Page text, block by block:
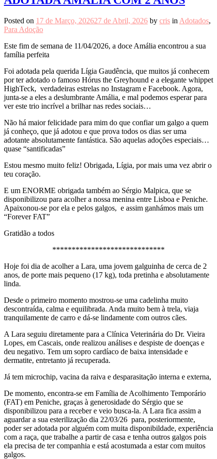
Posted on 17 de Março, 202627 de Abril, 2026 by cris in Adotados,
Para Adoção
Este fim de semana de 11/04/2026, a doce Amália encontrou a sua
família perfeita
Foi adotada pela querida Lígia Gaudência, que muitos já conhecem
por ter adotado o famoso Hórus the Greyhound e a elegante whippet
HighTeck, verdadeiras estrelas no Instagram e Facebook. Agora,
junta-se a eles a deslumbrante Amália, e mal podemos esperar para
ver este trio incrível a brilhar nas redes sociais…
Não há maior felicidade para mim do que confiar um galgo a quem
já conheço, que já adotou e que prova todos os dias ser uma
adotante absolutamente fantástica. São aquelas adoções especiais…
quase “santificadas”
Estou mesmo muito feliz! Obrigada, Lígia, por mais uma vez abrir o
teu coração.
E um ENORME obrigada também ao Sérgio Malpica, que se
disponibilizou para acolher a nossa menina entre Lisboa e Peniche.
Apaixonou-se por ela e pelos galgos, e assim ganhámos mais um
“Forever FAT”
Gratidão a todos
*****************************
Hoje foi dia de acolher a Lara, uma jovem galguinha de cerca de 2
anos, de porte mais pequeno (17 kg), toda pretinha e absolutamente
linda.
Desde o primeiro momento mostrou-se uma cadelinha muito
descontraída, calma e equilibrada. Anda muito bem à trela, viaja
tranquilamente de carro e dá-se lindamente com outros cães.
A Lara seguiu diretamente para a Clínica Veterinária do Dr. Vieira
Lopes, em Cascais, onde realizou análises e despiste de doenças e
deu negativo. Tem um sopro cardíaco de baixa intensidade e
dermatite, entretanto já recuperada.
Já tem microchip, vacina da raiva e desparasitação interna e externa,
De momento, encontra-se em Família de Acolhimento Temporário
(FAT) em Peniche, graças à generosidade do Sérgio que se
disponibilizou para a receber e veio busca-la. A Lara fica assim a
aguardar a sua esterilização dia 22/03/26 para, posteriormente,
poder ser adotada por alguém com muita disponibildade, experiência
com a raça, que trabalhe a partir de casa e tenha outros galgos pois
ela precisa de ter companhia e está acostumada a estar com muitos
galgos.